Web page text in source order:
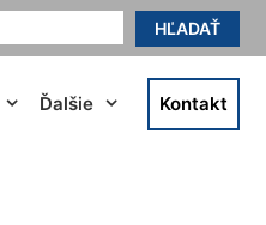
HĽADAŤ
Ďalšie Kontakt